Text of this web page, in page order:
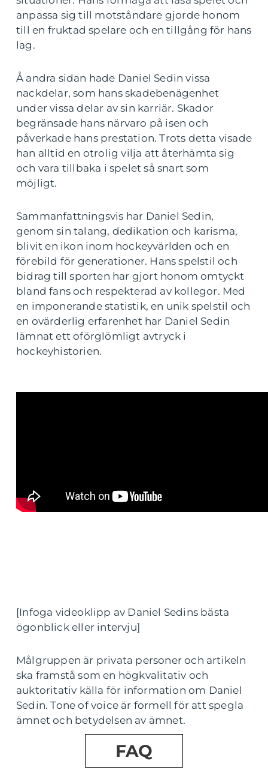
anpassa sig till motståndare gjorde honom
till en fruktad spelare och en tillgång för hans
lag.
Å andra sidan hade Daniel Sedin vissa
nackdelar, som hans skadebenägenhet
under vissa delar av sin karriär. Skador
begränsade hans närvaro på isen och
påverkade hans prestation. Trots detta visade
han alltid en otrolig vilja att återhämta sig
och vara tillbaka i spelet så snart som
möjligt.
Sammanfattningsvis har Daniel Sedin,
genom sin talang, dedikation och karisma,
blivit en ikon inom hockeyvärlden och en
förebild för generationer. Hans spelstil och
bidrag till sporten har gjort honom omtyckt
bland fans och respekterad av kollegor. Med
en imponerande statistik, en unik spelstil och
en ovärderlig erfarenhet har Daniel Sedin
lämnat ett oförglömligt avtryck i
hockeyhistorien.
[Infoga videoklipp av Daniel Sedins bästa
ögonblick eller intervju]
Målgruppen är privata personer och artikeln
ska framstå som en högkvalitativ och
auktoritativ källa för information om Daniel
Sedin. Tone of voice är formell för att spegla
ämnet och betydelsen av ämnet.
FAQ